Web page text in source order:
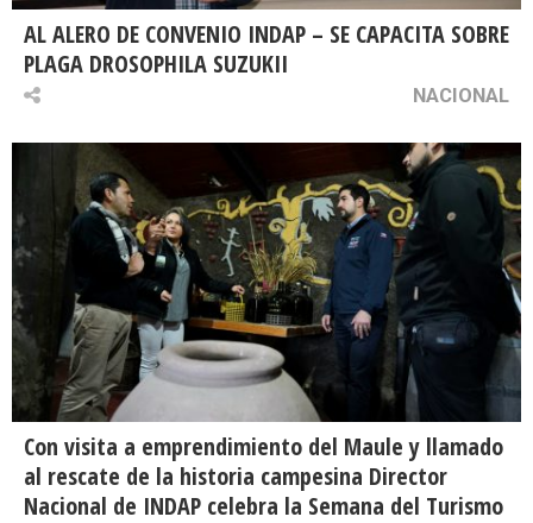
AL ALERO DE CONVENIO INDAP – SE CAPACITA SOBRE
PLAGA DROSOPHILA SUZUKII
NACIONAL
Con visita a emprendimiento del Maule y llamado
al rescate de la historia campesina Director
Nacional de INDAP celebra la Semana del Turismo